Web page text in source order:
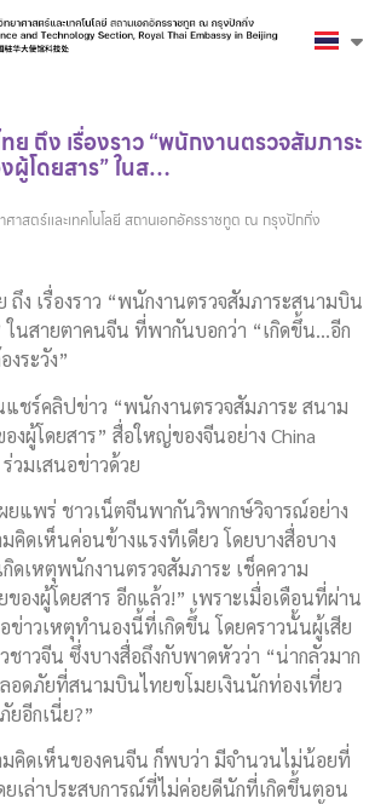
ถึง เรื่องราว “พนักงานตรวจสัมภาระ
ผู้โดยสาร” ในส…
ศาสตร์และเทคโนโลยี สถานเอกอัครราชทูต ณ กรุงปักกิ่ง
ง เรื่องราว “พนักงานตรวจสัมภาระสนามบิน
ในสายตาคนจีน ที่พากันบอกว่า “เกิดขึ้น…อีก
ระวัง”
แชร์คลิปข่าว “พนักงานตรวจสัมภาระ สนาม
ผู้โดยสาร” สื่อใหญ่ของจีนอย่าง China
วมเสนอข่าวด้วย
ยแพร่ ชาวเน็ตจีนพากันวิพากษ์วิจารณ์อย่าง
คิดเห็นค่อนข้างแรงทีเดียว โดยบางสื่อบาง
กิดเหตุพนักงานตรวจสัมภาระ เช็คความ
องผู้โดยสาร อีกแล้ว!” เพราะเมื่อเดือนที่ผ่าน
ข่าวเหตุทำนองนี้ที่เกิดขึ้น โดยคราวนั้นผู้เสีย
าวจีน ซึ่งบางสื่อถึงกับพาดหัวว่า “น่ากลัวมาก
อดภัยที่สนามบินไทยขโมยเงินนักท่องเที่ยว
อีกเนี่ย?”
มคิดเห็นของคนจีน ก็พบว่า มีจำนวนไม่น้อยที่
ยเล่าประสบการณ์ที่ไม่ค่อยดีนักที่เกิดขึ้นตอน